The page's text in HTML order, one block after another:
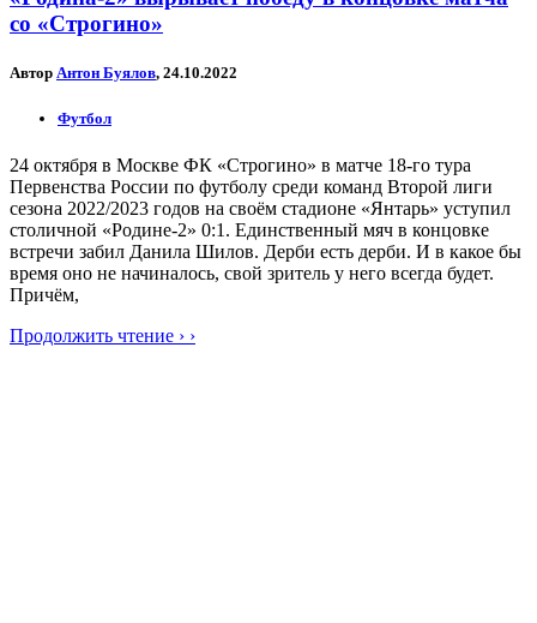
со «Строгино»
Автор Антон Буялов, 24.10.2022
Футбол
24 октября в Москве ФК «Строгино» в матче 18-го тура
Первенства России по футболу среди команд Второй лиги
сезона 2022/2023 годов на своём стадионе «Янтарь» уступил
столичной «Родине-2» 0:1. Единственный мяч в концовке
встречи забил Данила Шилов. Дерби есть дерби. И в какое бы
время оно не начиналось, свой зритель у него всегда будет.
Причём,
Продолжить чтение › ›